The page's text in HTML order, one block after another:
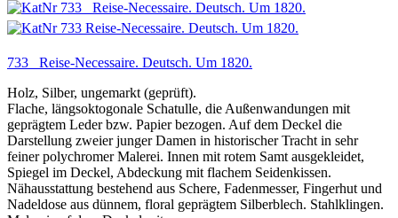
733 Reise-Necessaire. Deutsch. Um 1820.
Holz, Silber, ungemarkt (geprüft).
Flache, längsoktogonale Schatulle, die Außenwandungen mit
geprägtem Leder bzw. Papier bezogen. Auf dem Deckel die
Darstellung zweier junger Damen in historischer Tracht in sehr
feiner polychromer Malerei. Innen mit rotem Samt ausgekleidet,
Spiegel im Deckel, Abdeckung mit flachem Seidenkissen.
Nähausstattung bestehend aus Schere, Fadenmesser, Fingerhut und
Nadeldose aus dünnem, floral geprägtem Silberblech. Stahlklingen.